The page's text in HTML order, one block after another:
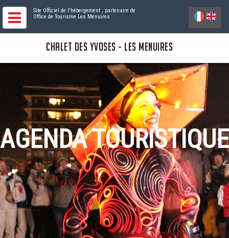
Site Officiel de l'hébergement , partenaire de
Office de Tourisme Les Menuires
CHALET DES YVOSES - LES MENUIRES
AGENDA TOURISTIQUE